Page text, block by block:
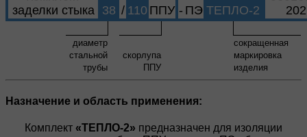
заделки стыка
38 / 110 ППУ - ПЭ ТЕПЛО-2
диаметр
стальной
трубы
скорлупа
ППУ
сокращенная
маркировка
изделия
Назначение и область применения:
Комплект «ТЕПЛО-2» предназначен для изоляции